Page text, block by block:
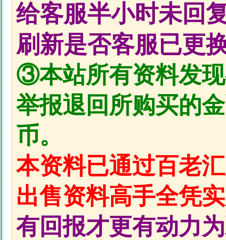
给客服半小时未回
刷新是否客服已更
③本站所有资料发
举报退回所购买的
币。
本资料已通过百老
出售资料高手全凭
有回报才更有动力